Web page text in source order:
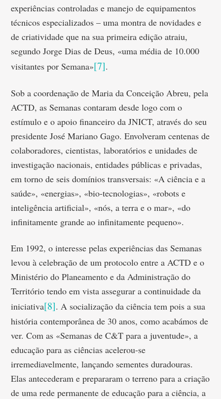
experiências controladas e manejo de equipamentos
técnicos especializados – uma montra de novidades e
de criatividade que na sua primeira edição atraiu,
segundo Jorge Dias de Deus, «uma média de 10.000
visitantes por Semana»[7].
Sob a coordenação de Maria da Conceição Abreu, pela
ACTD, as Semanas contaram desde logo com o
estímulo e o apoio financeiro da JNICT, através do seu
presidente José Mariano Gago. Envolveram centenas de
colaboradores, cientistas, laboratórios e unidades de
investigação nacionais, entidades públicas e privadas,
em torno de seis domínios transversais: «A ciência e a
saúde», «energias», «bio-tecnologias», «robots e
inteligência artificial», «nós, a terra e o mar», «do
infinitamente grande ao infinitamente pequeno».
Em 1992, o interesse pelas experiências das Semanas
levou à celebração de um protocolo entre a ACTD e o
Ministério do Planeamento e da Administração do
Território tendo em vista assegurar a continuidade da
iniciativa[8]. A socialização da ciência tem pois a sua
história contemporânea de 30 anos, como acabámos de
ver. Com as «Semanas de C&T para a juventude», a
educação para as ciências acelerou-se
irremediavelmente, lançando sementes duradouras.
Elas antecederam e prepararam o terreno para a criação
de uma rede permanente de educação para a ciência, a